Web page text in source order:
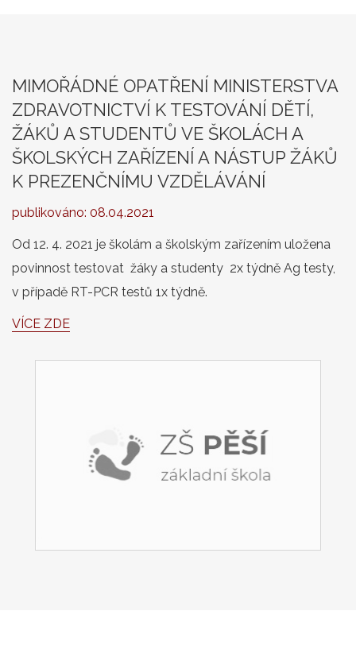
MIMOŘÁDNÉ OPATŘENÍ MINISTERSTVA
ZDRAVOTNICTVÍ K TESTOVÁNÍ DĚTÍ,
ŽÁKŮ A STUDENTŮ VE ŠKOLÁCH A
ŠKOLSKÝCH ZAŘÍZENÍ A NÁSTUP ŽÁKŮ
K PREZENČNÍMU VZDĚLÁVÁNÍ
publikováno: 08.04.2021
Od 12. 4. 2021 je školám a školským zařízením uložena
povinnost testovat žáky a studenty 2x týdně Ag testy,
v případě RT-PCR testů 1x týdně.
VÍCE ZDE